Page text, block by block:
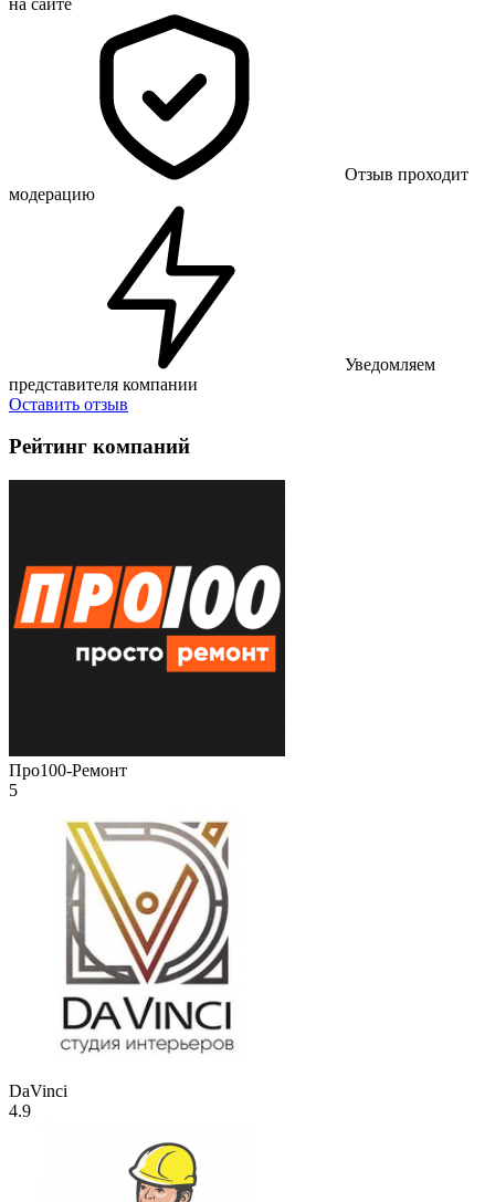
Отзыв проходит
модерацию
Уведомляем
представителя компании
Оставить отзыв
Рейтинг компаний
Про100-Ремонт
5
DaVinci
4.9